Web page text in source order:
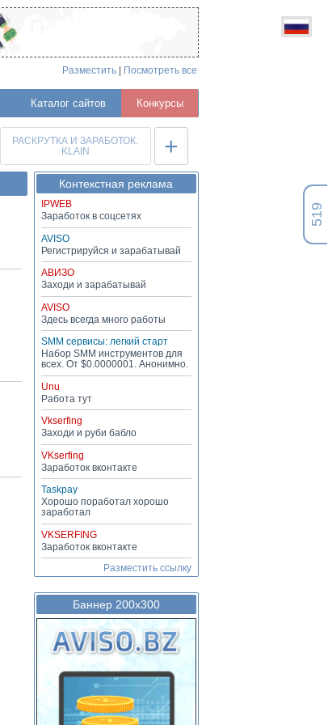
519
Разместить| Посмотреть все
Каталог сайтов Конкурсы
РАСКРУТКА И ЗАРАБОТОК.
KLAIN
+
Контекстная реклама
IPWEB
Заработок в соцсетях
AVISO
Регистрируйся и зарабатывай
АВИЗО
Заходи и зарабатывай
AVISO
Здесь всегда много работы
SMM сервисы: легкий старт
Набор SMM инструментов для
всех. От $0.0000001. Анонимно.
Unu
Работа тут
Vkserfing
Заходи и руби бабло
VKserfing
Заработок вконтакте
Taskpay
Хорошо поработал хорошо
заработал
VKSERFING
Заработок вконтакте
Разместить ссылку
Баннер 200х300